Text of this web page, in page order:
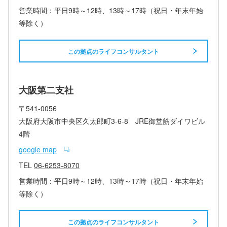
営業時間：平日9時～12時、13時～17時（祝日・年末年始
等除く）
この拠点のライフコンサルタント
大阪第二支社
〒541-0056
大阪府大阪市中央区久太郎町3-6-8 JRE御堂筋ダイワビル
4階
google map
TEL 06-6253-8070
営業時間：平日9時～12時、13時～17時（祝日・年末年始
等除く）
この拠点のライフコンサルタント